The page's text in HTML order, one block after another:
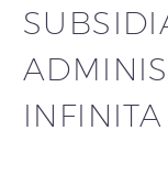
INFINITA